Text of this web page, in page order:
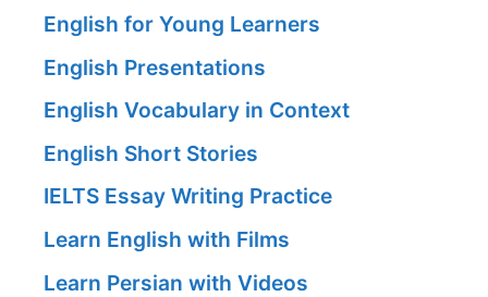
English for Young Learners
English Presentations
English Vocabulary in Context
English Short Stories
IELTS Essay Writing Practice
Learn English with Films
Learn Persian with Videos